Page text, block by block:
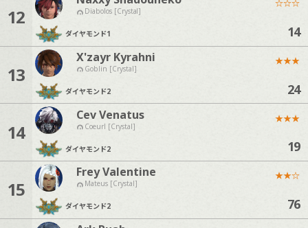
12 Diabolos [Crystal]
ダイヤモンド1
☆☆☆
14
13
X'zayr Kyrahni
Goblin [Crystal]
ダイヤモンド2
★★★
24
14
Cev Venatus
Coeurl [Crystal]
ダイヤモンド2
★★★
19
15
Frey Valentine
Mateus [Crystal]
ダイヤモンド2
★★☆
76